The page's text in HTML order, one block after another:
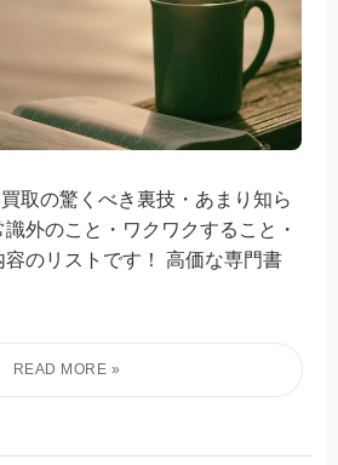
取の驚くべき裏技・あまり知ら
外のこと・ワクワクすること・
のリストです！ 高価な専門書